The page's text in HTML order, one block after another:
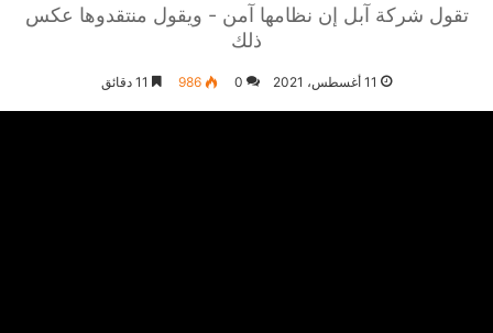
تقول شركة آبل إن نظامها آمن - ويقول منتقدوها عكس
ذلك
11 أغسطس، 2021 0
986